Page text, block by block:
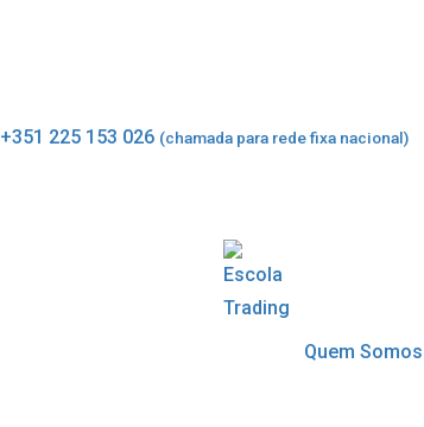
+351 225 153 026 (chamada para rede fixa nacional)
Quem Somos